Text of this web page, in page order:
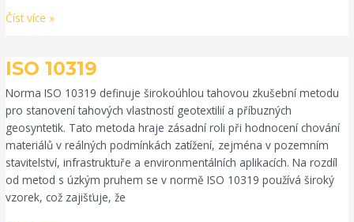
Číst více »
ISO 10319
Norma ISO 10319 definuje širokoúhlou tahovou zkušební metodu
pro stanovení tahových vlastností geotextilií a příbuzných
geosyntetik. Tato metoda hraje zásadní roli při hodnocení chování
materiálů v reálných podmínkách zatížení, zejména v pozemním
stavitelství, infrastruktuře a environmentálních aplikacích. Na rozdíl
od metod s úzkým pruhem se v normě ISO 10319 používá široký
vzorek, což zajišťuje, že
ISO